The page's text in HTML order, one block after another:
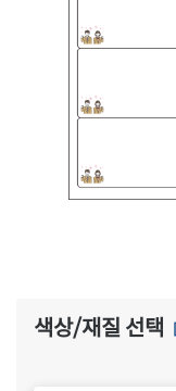
색상/재질 선택